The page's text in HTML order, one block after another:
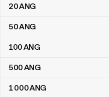
20ANG
50ANG
100ANG
500ANG
1 000ANG